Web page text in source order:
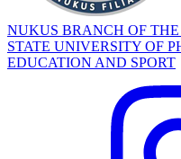
NUKUS BRANCH OF
STATE UNIVERSITY OF
EDUCATION AND SPORT